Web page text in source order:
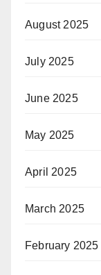
August 2025
July 2025
June 2025
May 2025
April 2025
March 2025
February 2025